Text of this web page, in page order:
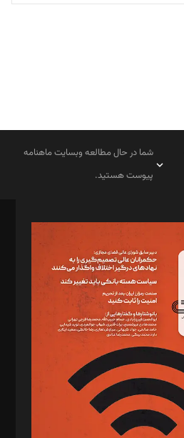
شما در حال مطالعه وبسایت ماهنامه
پیوست هستید.
ایپکچی
یسنا امان‌پور، سروش کرمیان،
زهرا فکرانه، فائزه فتحی